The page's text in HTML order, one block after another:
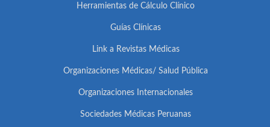
Herramientas de Cálculo Clínico
Guías Clínicas
Link a Revistas Médicas
Organizaciones Médicas/ Salud Pública
Organizaciones Internacionales
Sociedades Médicas Peruanas